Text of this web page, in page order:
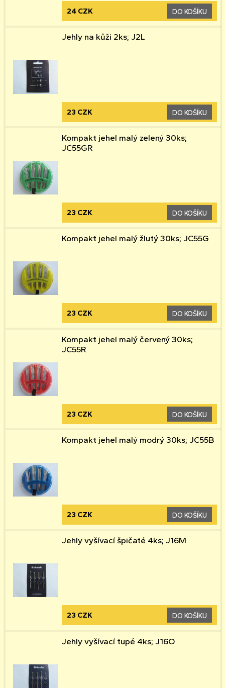
24 CZK DO KOŠÍKU
Jehly na kůži 2ks; J2L
23 CZK DO KOŠÍKU
Kompakt jehel malý zelený 30ks;
JC55GR
23 CZK DO KOŠÍKU
Kompakt jehel malý žlutý 30ks; JC55G
23 CZK DO KOŠÍKU
Kompakt jehel malý červený 30ks;
JC55R
23 CZK DO KOŠÍKU
Kompakt jehel malý modrý 30ks; JC55B
23 CZK DO KOŠÍKU
Jehly vyšívací špičaté 4ks; J16M
23 CZK DO KOŠÍKU
Jehly vyšívací tupé 4ks; J16O